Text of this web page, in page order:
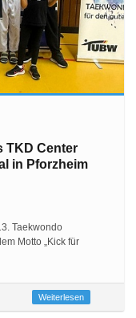
TKD Center
in Pforzheim
Taekwondo
Motto „Kick für
Weiterlesen